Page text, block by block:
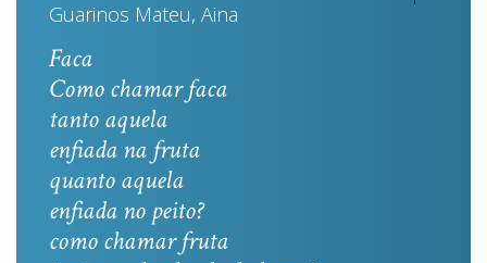
Guarinos Mateu, Aina
Faca
Como chamar faca
tanto aquela
enfiada na fruta
quanto aquela
enfiada no peito?
como chamar fruta